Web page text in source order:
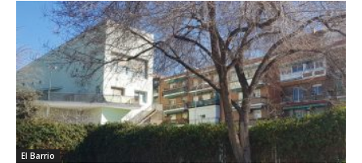
El Barrio